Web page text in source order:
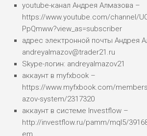
youtube-канал Андрея Алмазова –
https://www.youtube.com/channel/
PpQmww?view_as=subscriber
адрес электронной почты Андрея
andreyalmazov@trader21.ru
Skype-логин: andreyalmazov21
аккаунт в myfxbook –
https://www.myfxbook.com/
azov-system/2317320
аккаунт в системе Investflow –
http://investflow.ru/pamm/mql5/
em